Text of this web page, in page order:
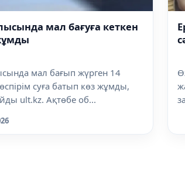
мал бағуға кеткен
мал бағып жүрген 14
суға батып көз жұмды,
ult.kz. Ақтөбе об...